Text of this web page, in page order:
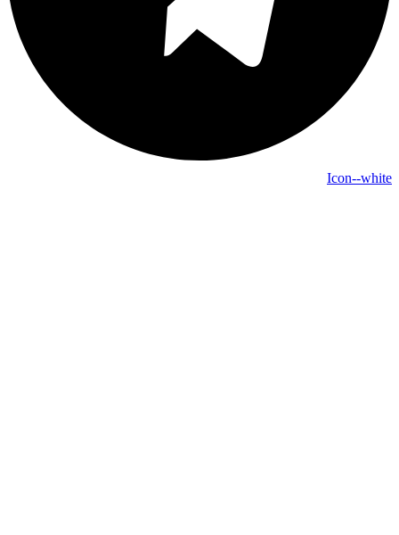
Icon--white